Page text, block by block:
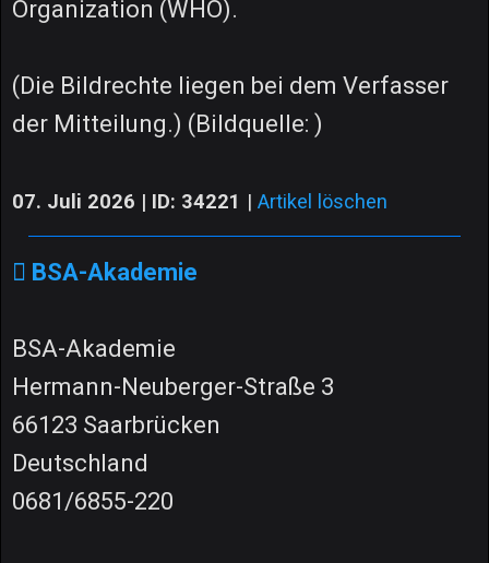
Organization (WHO).
(Die Bildrechte liegen bei dem Verfasser
der Mitteilung.) (Bildquelle: )
07. Juli 2026 | ID: 34221 | Artikel löschen
BSA-Akademie
BSA-Akademie
Hermann-Neuberger-Straße 3
66123 Saarbrücken
Deutschland
0681/6855-220